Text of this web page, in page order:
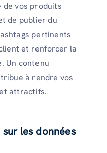
de vos produits
de publier du
pertinents
et renforcer la
Un contenu
à rendre vos
attractifs.
les données